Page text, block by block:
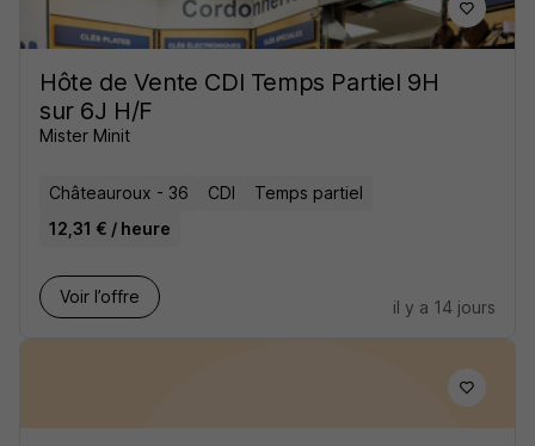
Hôte de Vente CDI Temps Partiel 9H
sur 6J H/F
Mister Minit
Châteauroux - 36 CDI
Temps partiel
12,31 € / heure
Voir l’offre
il y a 14 jours